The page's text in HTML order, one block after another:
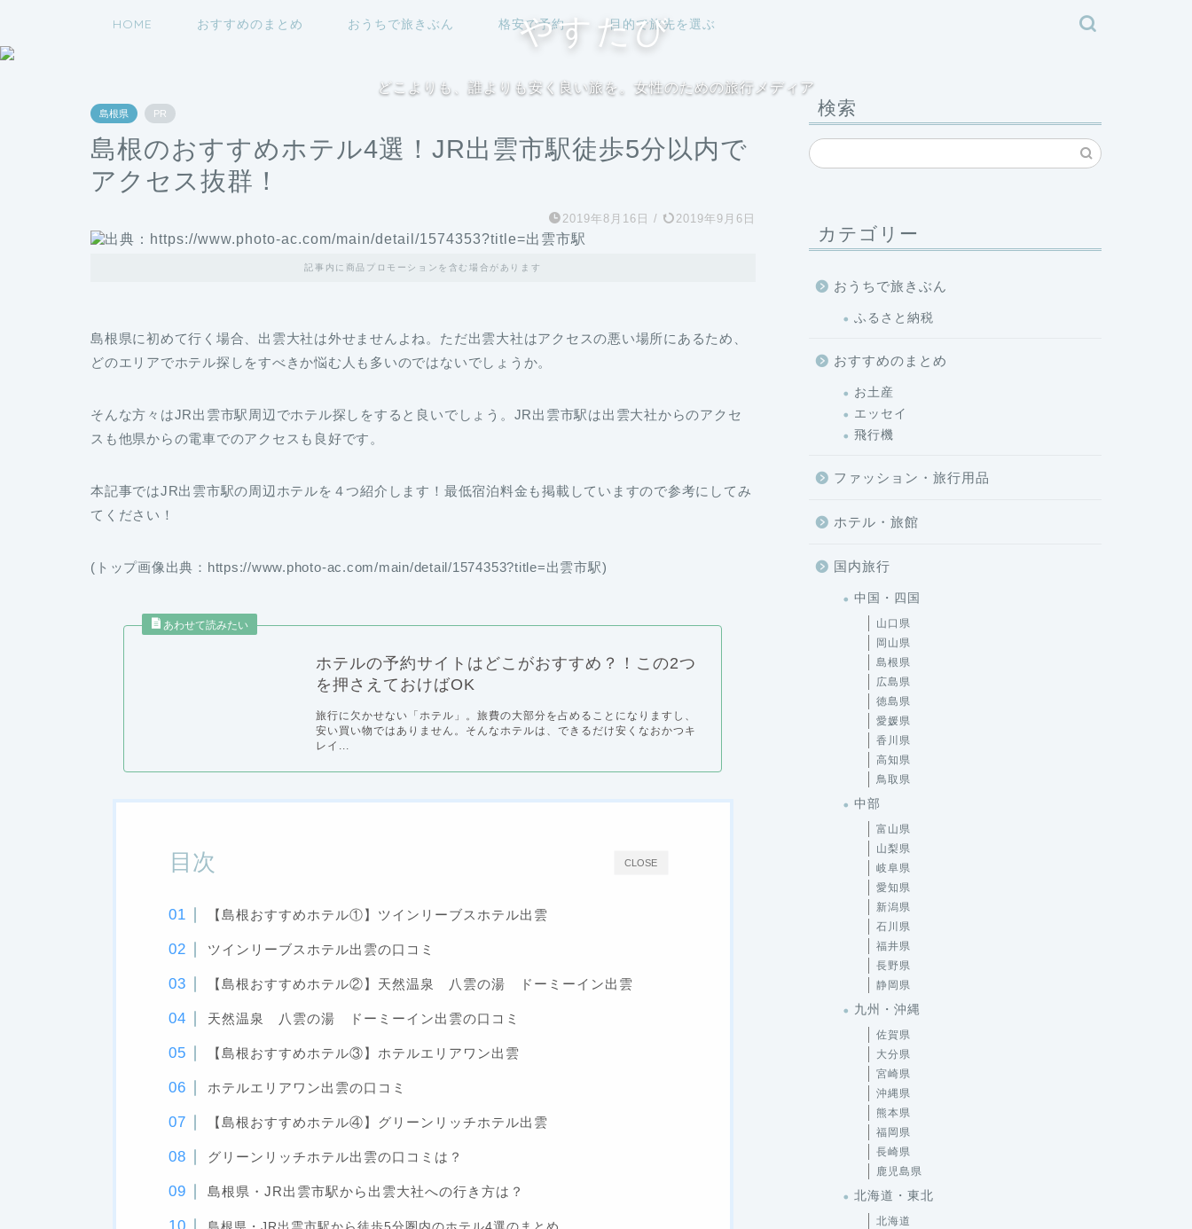
HOME おすすめのまとめ おうちで旅きぶん 格安で予約 目的で旅先を選ぶ
やすたび
どこよりも、誰よりも安く良い旅を。女性のための旅行メディア
島根県 PR
島根のおすすめホテル4選！JR出雲市駅徒歩5分以内で
アクセス抜群！
2019年8月16日 / 2019年9月6日
記事内に商品プロモーションを含む場合があります
島根県に初めて行く場合、出雲大社は外せませんよね。ただ出雲大社はアクセスの悪い場所にあるため、
どのエリアでホテル探しをすべきか悩む人も多いのではないでしょうか。
そんな方々はJR出雲市駅周辺でホテル探しをすると良いでしょう。JR出雲市駅は出雲大社からのアクセ
スも他県からの電車でのアクセスも良好です。
本記事ではJR出雲市駅の周辺ホテルを４つ紹介します！最低宿泊料金も掲載していますので参考にしてみ
てください！
(トップ画像出典：https://www.photo-ac.com/main/detail/1574353?title=出雲市駅)
ホテルの予約サイトはどこがおすすめ？！この2つ
を押さえておけばOK
旅行に欠かせない「ホテル」。旅費の大部分を占めることになりますし、
安い買い物ではありません。そんなホテルは、できるだけ安くなおかつキ
レイ...
CLOSE
目次
【島根おすすめホテル①】ツインリーブスホテル出雲
ツインリーブスホテル出雲の口コミ
【島根おすすめホテル②】天然温泉 八雲の湯 ドーミーイン出雲
天然温泉 八雲の湯 ドーミーイン出雲の口コミ
【島根おすすめホテル③】ホテルエリアワン出雲
ホテルエリアワン出雲の口コミ
【島根おすすめホテル④】グリーンリッチホテル出雲
グリーンリッチホテル出雲の口コミは？
島根県・JR出雲市駅から出雲大社への行き方は？
検索
カテゴリー
おうちで旅きぶん
ふるさと納税
おすすめのまとめ
お土産
エッセイ
飛行機
ファッション・旅行用品
ホテル・旅館
国内旅行
中国・四国
山口県
岡山県
島根県
広島県
徳島県
愛媛県
香川県
高知県
鳥取県
中部
富山県
山梨県
岐阜県
愛知県
新潟県
石川県
福井県
長野県
静岡県
九州・沖縄
佐賀県
大分県
宮崎県
沖縄県
熊本県
福岡県
長崎県
鹿児島県
北海道・東北
北海道